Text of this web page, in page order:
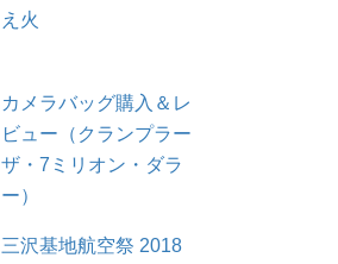
え火
カメラバッグ購入＆レ
ビュー（クランプラー
ザ・7ミリオン・ダラ
ー）
三沢基地航空祭 2018